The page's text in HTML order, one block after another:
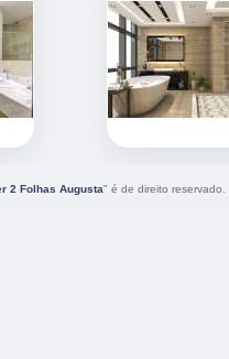
2 Folhas Augusta" é de direito